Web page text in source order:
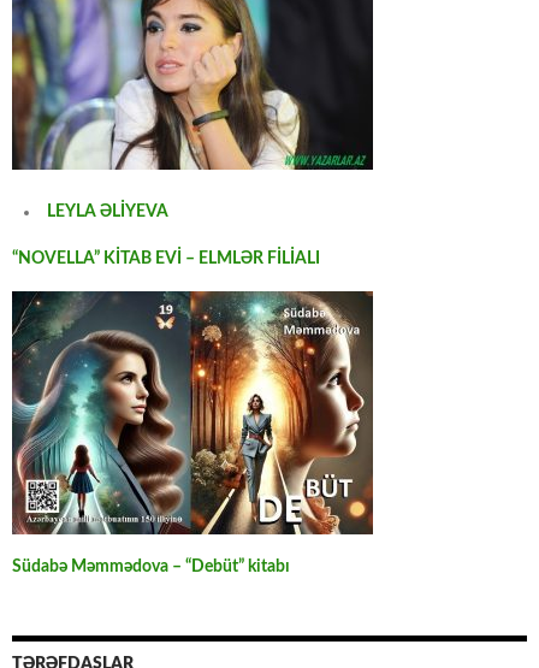
LEYLA ƏLİYEVA
“NOVELLA” KİTAB EVİ – ELMLƏR FİLİALI
Südabə Məmmədova – “Debüt” kitabı
TƏRƏFDAŞLAR